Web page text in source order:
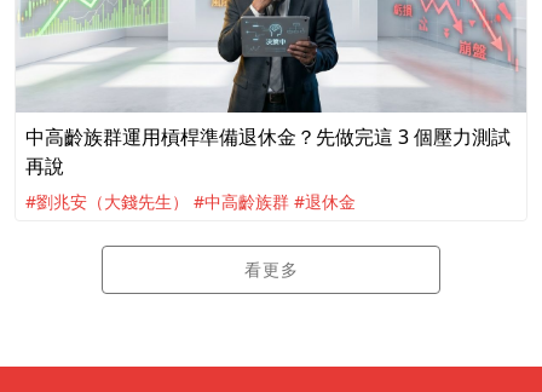
中高齡族群運用槓桿準備退休金？先做完這 3 個壓力測試
再說
#劉兆安（大錢先生） #中高齡族群 #退休金
看更多